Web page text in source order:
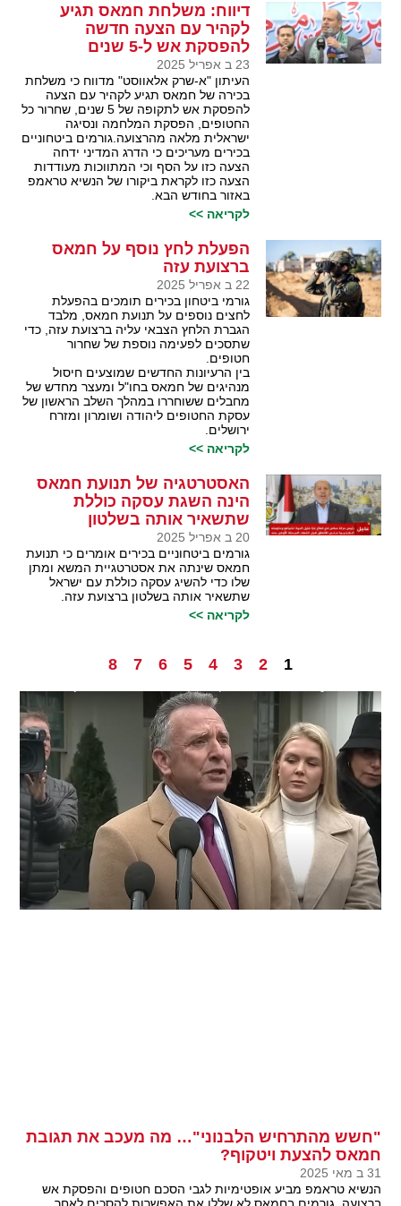
דיווח: משלחת חמאס תגיע
לקהיר עם הצעה חדשה
להפסקת אש ל-5 שנים
23 ב אפריל 2025
העיתון "א-שרק אלאווסט" מדווח כי משלחת
בכירה של חמאס תגיע לקהיר עם הצעה
להפסקת אש לתקופה של 5 שנים, שחרור כל
החטופים, הפסקת המלחמה ונסיגה
ישראלית מלאה מהרצועה.גורמים ביטחוניים
בכירים מעריכים כי הדרג המדיני ידחה
הצעה כזו על הסף וכי המתווכות מעודדות
הצעה כזו לקראת ביקורו של הנשיא טראמפ
באזור בחודש הבא.
לקריאה >>
הפעלת לחץ נוסף על חמאס
ברצועת עזה
22 ב אפריל 2025
גורמי ביטחון בכירים תומכים בהפעלת
לחצים נוספים על תנועת חמאס, מלבד
הגברת הלחץ הצבאי עליה ברצועת עזה, כדי
שתסכים לפעימה נוספת של שחרור
חטופים.
בין הרעיונות החדשים שמוצעים חיסול
מנהיגים של חמאס בחו"ל ומעצר מחדש של
מחבלים ששוחררו במהלך השלב הראשון של
עסקת החטופים ליהודה ושומרון ומזרח
ירושלים.
לקריאה >>
האסטרטגיה של תנועת חמאס
הינה השגת עסקה כוללת
שתשאיר אותה בשלטון
20 ב אפריל 2025
גורמים ביטחוניים בכירים אומרים כי תנועת
חמאס שינתה את אסטרטגיית המשא ומתן
שלו כדי להשיג עסקה כוללת עם ישראל
שתשאיר אותה בשלטון ברצועת עזה.
לקריאה >>
1
2
3
4
5
6
7
8
"חשש מהתרחיש הלבנוני"… מה מעכב את תגובת
חמאס להצעת ויטקוף?
31 ב מאי 2025
הנשיא טראמפ מביע אופטימיות לגבי הסכם חטופים והפסקת אש
ברצועה, גורמים בחמאס לא שללו את האפשרות להסכים לאחר